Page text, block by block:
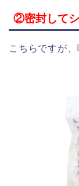
②密封してシ
こちらですが